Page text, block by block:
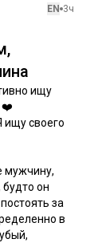
EN 3ч
ищу
❤️
ищу своего
мужчину,
он
за
в